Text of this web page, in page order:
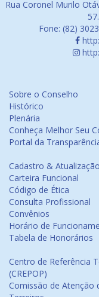
Rua Coronel Murilo
Fone: (82)
Sobre o Conselho
Histórico
Plenária
Conheça Melhor Seu
Portal da
Cadastro & Atualização
Carteira Funcional
Código de Ética
Consulta Profissional
Convênios
Horário de
Tabela de Honorários
Centro de Referência
(CREPOP)
Comissão de Atenção